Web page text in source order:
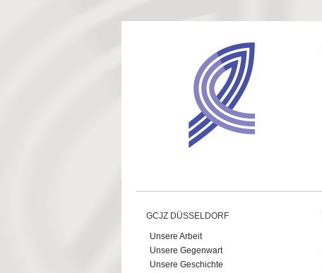
GCJZ DÜSSELDORF
Unsere Arbeit
Unsere Gegenwart
Unsere Geschichte